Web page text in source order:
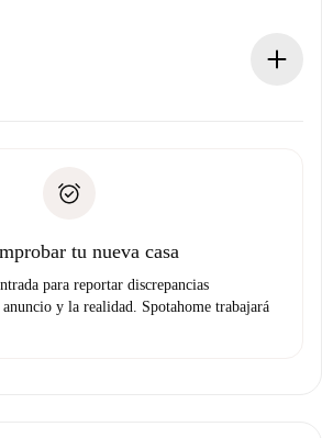
No te haremos ningún cargo y te
solvencia
ningún problema.
tu nueva casa
para reportar discrepancias
y la realidad. Spotahome trabajará